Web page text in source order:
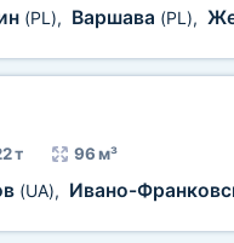
(PL), Варшава (PL),
т 96 м³
(UA), Ивано-